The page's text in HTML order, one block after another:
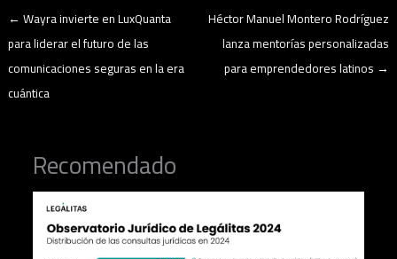
←Wayra invierte en LuxQuanta
para liderar el futuro de las
comunicaciones seguras en la era
cuántica
Héctor Manuel Montero Rodríguez
lanza mentorías personalizadas
para emprendedores latinos →
Recomendado